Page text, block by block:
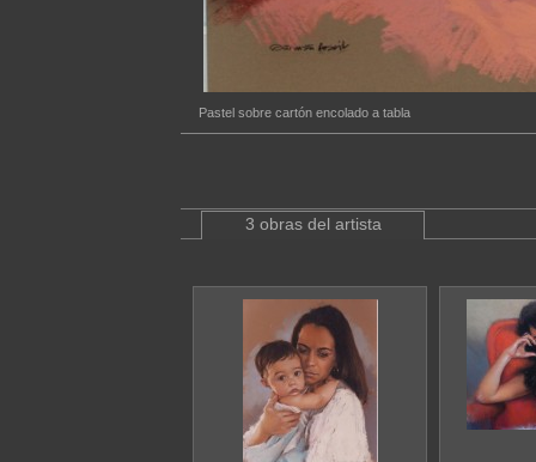
Pastel sobre cartón encolado a tabla
3 obras del artista